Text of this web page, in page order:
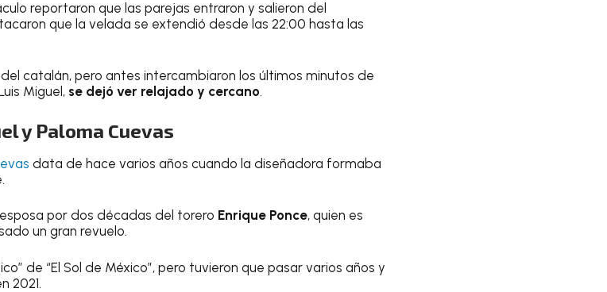
reportaron que las parejas entraron y salieron del
que la velada se extendió desde las 22:00 hasta las
catalán, pero antes intercambiaron los últimos minutos de
Miguel, se dejó ver relajado y cercano.
y Paloma Cuevas
data de hace varios años cuando la diseñadora formaba
por dos décadas del torero Enrique Ponce, quien es
un gran revuelo.
de “El Sol de México”, pero tuvieron que pasar varios años y
2021.